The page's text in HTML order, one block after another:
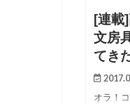
[連載
文房
てき
オラ！